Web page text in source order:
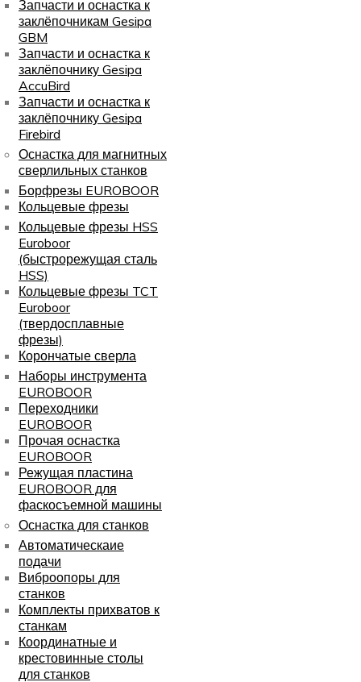
Запчасти и оснастка к
заклёпочникам Gesipa
GBM
Запчасти и оснастка к
заклёпочнику Gesipa
AccuBird
Запчасти и оснастка к
заклёпочнику Gesipa
Firebird
Оснастка для магнитных
сверлильных станков
Борфрезы EUROBOOR
Кольцевые фрезы
Кольцевые фрезы HSS
Euroboor
(быстрорежущая сталь
HSS)
Кольцевые фрезы TCT
Euroboor
(твердосплавные
фрезы)
Корончатые сверла
Наборы инструмента
EUROBOOR
Переходники
EUROBOOR
Прочая оснастка
EUROBOOR
Режущая пластина
EUROBOOR для
фаскосъемной машины
Оснастка для станков
Автоматическаие
подачи
Виброопоры для
станков
Комплекты прихватов к
станкам
Координатные и
крестовинные столы
для станков